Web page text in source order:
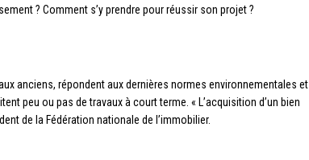
? Comment s’y prendre pour réussir son projet ?
anciens, répondent aux dernières normes environnementales et
peu ou pas de travaux à court terme. « L’acquisition d’un bien
de la Fédération nationale de l’immobilier.